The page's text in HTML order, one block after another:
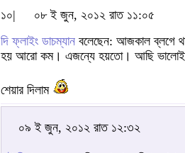
১০|
০৮ ই জুন, ২০১২ রাত ১১:০৫
দি ফ্লাইং ডাচম্যান বলেছেন: আজকাল ব্লগে
হয় আরো কম। এজন্যে হয়তো। আছি
শেয়ার দিলাম
০৯ ই জুন, ২০১২ রাত ১২:৩২